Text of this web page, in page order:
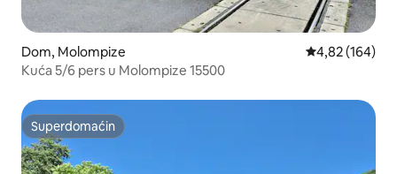
Dom, Molompize Prosečna
4,82 (164)
Kuća 5/6 pers u Molompize 15500
Superdomaćin
Superdomaćin